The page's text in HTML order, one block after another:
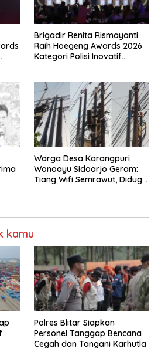
Brigadir Renita Rismayanti
Raih Hoegeng Awards 2026
Kategori Polisi Inovatif
Warga Desa Karangpuri
Wonoayu Sidoarjo Geram:
Tiang Wifi Semrawut, Diduga
kamu
Polres Blitar Siapkan
Personel Tanggap Bencana
Cegah dan Tangani Karhutla